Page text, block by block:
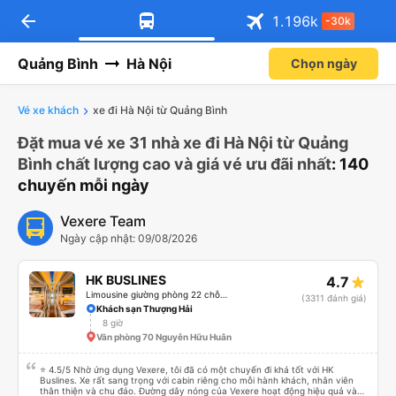
arrow_back 1.196k -30k
Quảng Bình Hà Nội Chọn ngày
Vé xe khách xe đi Hà Nội từ Quảng Bình
Đặt mua vé xe 31 nhà xe đi Hà Nội từ Quảng
Bình chất lượng cao và giá vé ưu đãi nhất: 140
chuyến mỗi ngày
Vexere Team
Ngày cập nhật: 09/08/2026
HK BUSLINES
Limousine giường phòng 22 chỗ (WC)
4.7
(3311 đánh giá)
Khách sạn Thượng Hải
8 giờ
Văn phòng 70 Nguyễn Hữu Huân
⭐ 4.5/5 Nhờ ứng dụng Vexere, tôi đã có một chuyến đi khá tốt với HK
Buslines. Xe rất sang trọng với cabin riêng cho mỗi hành khách, nhân viên
thân thiện và chu đáo. Đường dây nóng của Vexere hoạt động hiệu quả và